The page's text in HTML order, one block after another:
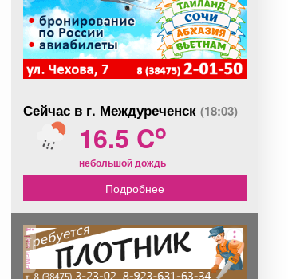
Сейчас в г. Междуреченск (18:03)
16.5 Co
небольшой дождь
Подробнее
реклама